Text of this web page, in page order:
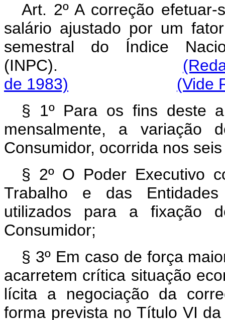
Art. 2º A correção
salário ajustado por um
semestral do Índice
(INPC).
de 1983)
(Vide
§ 1º Para os fins deste
mensalmente, a variação
Consumidor, ocorrida nos
§ 2º O Poder Executivo
Trabalho e das
utilizados para a fixação
Consumidor;
§ 3º Em caso de força
acarretem crítica situação
lícita a negociação da
forma prevista no Título VI